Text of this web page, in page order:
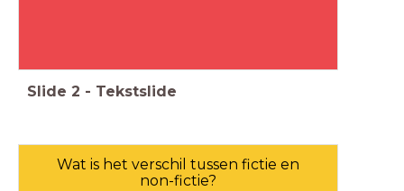
Slide 2 - Tekstslide
Wat is het verschil tussen fictie en
non-fictie?